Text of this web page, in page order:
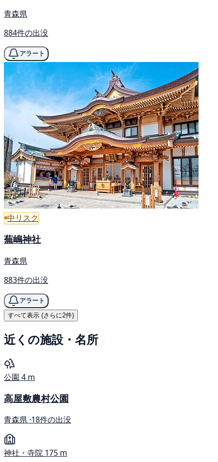
青森県
884件の出没
アラート
中リスク
蕪嶋神社
青森県
883件の出没
アラート
すべて表示 (さらに2件)
近くの施設・名所
公園 4 m
高屋敷農村公園
青森県 ·18件の出没
神社・寺院 175 m